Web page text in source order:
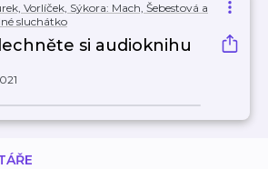
Vorlíček, Sýkora: Mach, Šebestová a
sluchátko
si audioknihu